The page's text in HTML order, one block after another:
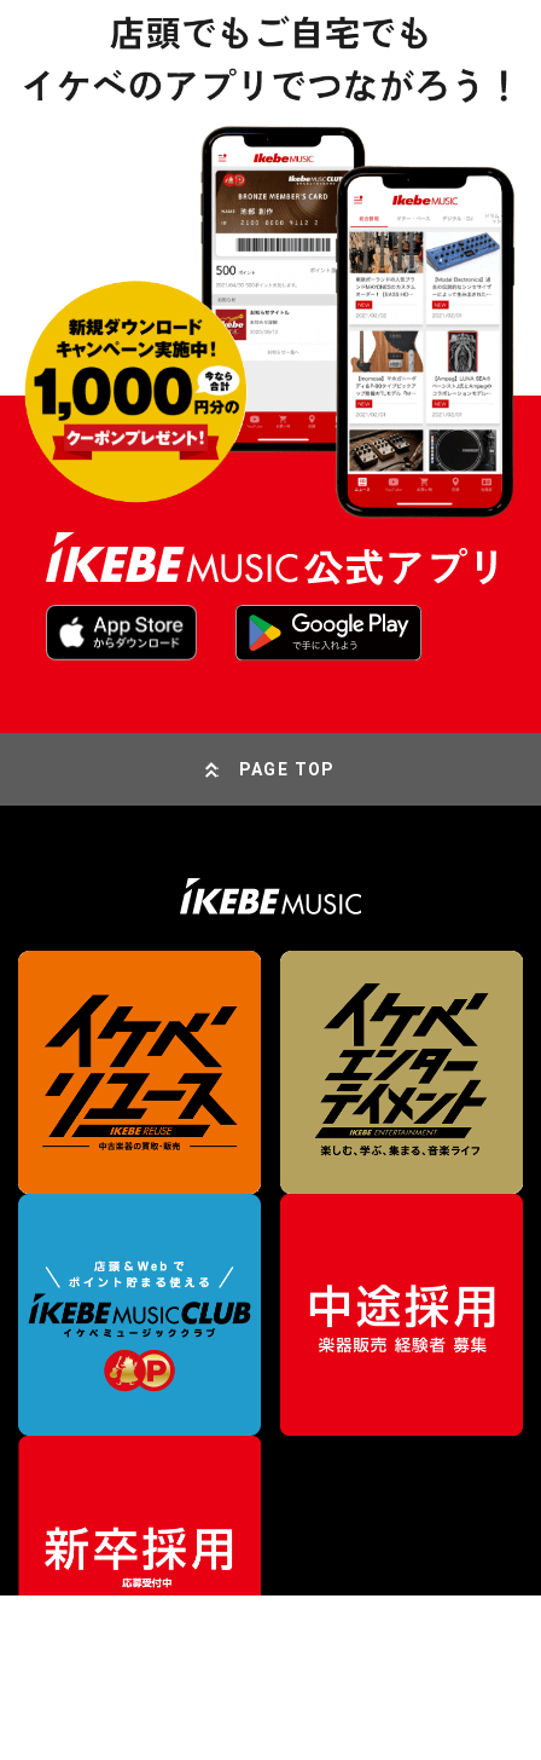
販売価格 450,000（税込）
¥440,000（税込）
PAGE TOP